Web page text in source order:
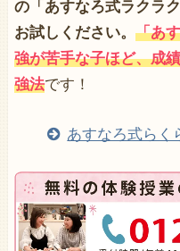
の「あすなろ式ラクラ
お試しください。 「あ
強が苦手な子ほど、成
強法です！
あすなろ式らく